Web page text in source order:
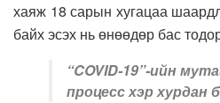
хаяж 18 сарын хугацаа
байх эсэх нь өнөөдөр бас
“COVID-19”-ийн
процесс хэр хурдан